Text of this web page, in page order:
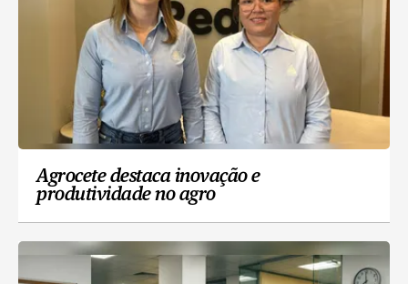
Agrocete destaca inovação e
produtividade no agro